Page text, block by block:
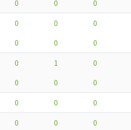
0 0 0
0 0 0
0 0 0
0 1 0
0 0 0
0 0 0
0 0 0